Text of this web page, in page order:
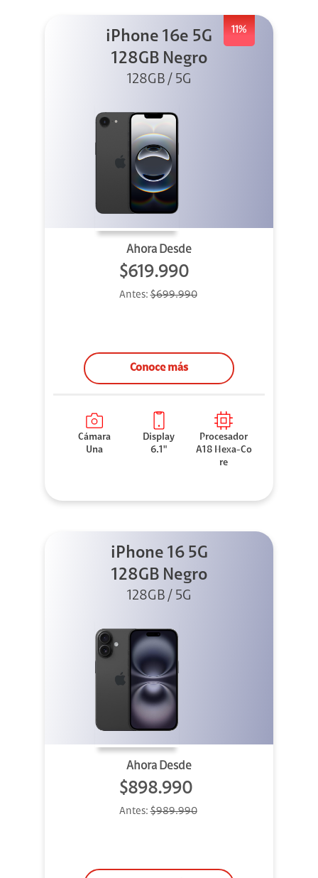
11%
iPhone 16e 5G
128GB Negro
128GB / 5G
Ahora Desde
$619.990
Antes:$699.990
Conoce más
Cámara
Una
Display
6.1"
Procesador
A18 Hexa-Co
re
iPhone 16 5G
128GB Negro
128GB / 5G
Ahora Desde
$898.990
Antes:$989.990